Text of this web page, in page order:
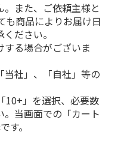
また、ご依頼主様と
も商品によりお届け日
ださい。
る場合がございま
社」、「自社」等の
10+」を選択、必要数
当画面での「カート
す。